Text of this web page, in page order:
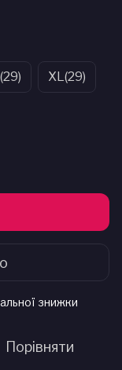
XL(29)
знижки
Порівняти